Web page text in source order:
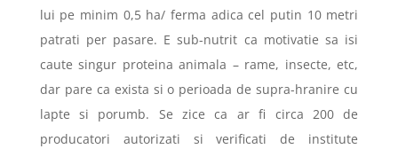
lui pe minim 0,5 ha/ ferma adica cel putin 10 metri
patrati per pasare. E sub-nutrit ca motivatie sa isi
caute singur proteina animala – rame, insecte, etc,
dar pare ca exista si o perioada de supra-hranire cu
lapte si porumb. Se zice ca ar fi circa 200 de
producatori autorizati si verificati de institute